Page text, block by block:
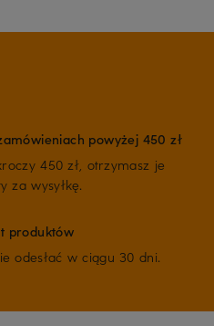
powyżej 450 zł
450 zł, otrzymasz je
za wysyłkę.
produktów
odesłać w ciągu 30 dni.